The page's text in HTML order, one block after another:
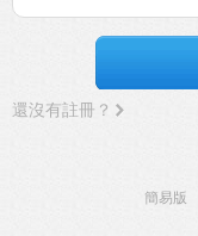
還沒有註冊？
簡易版